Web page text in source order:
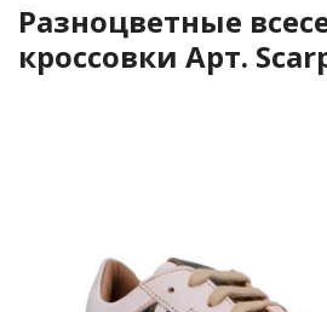
Разноцветные
кроссовки Арт.